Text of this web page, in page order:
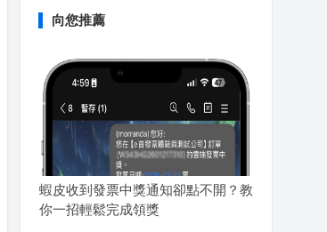
向您推薦
蝦皮收到發票中獎通知卻點不開？教
你一招輕鬆完成領獎